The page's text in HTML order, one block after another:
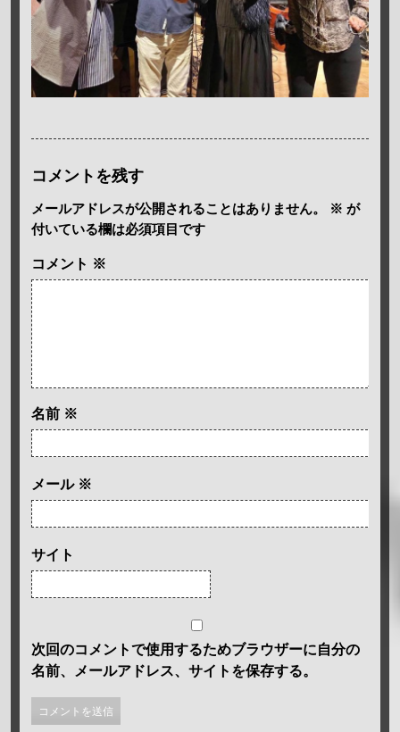
コメントを残す
メールアドレスが公開されることはありません。 ※ が
付いている欄は必須項目です
コメント ※
名前 ※
メール ※
サイト
次回のコメントで使用するためブラウザーに自分の
名前、メールアドレス、サイトを保存する。